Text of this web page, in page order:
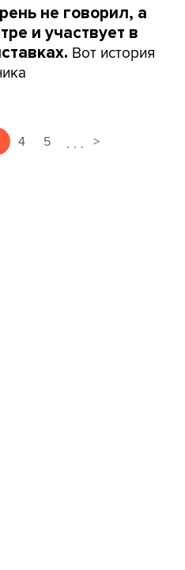
не говорил, а
и участвует в
Вот история
4 5 . . . >